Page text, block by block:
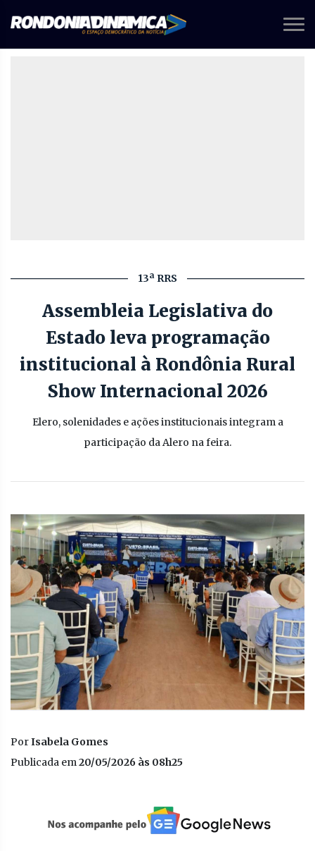
13ª RRS
Assembleia Legislativa do
Estado leva programação
institucional à Rondônia Rural
Show Internacional 2026
Elero, solenidades e ações institucionais integram a
participação da Alero na feira.
PorIsabela Gomes
Publicada em20/05/2026 às 08h25